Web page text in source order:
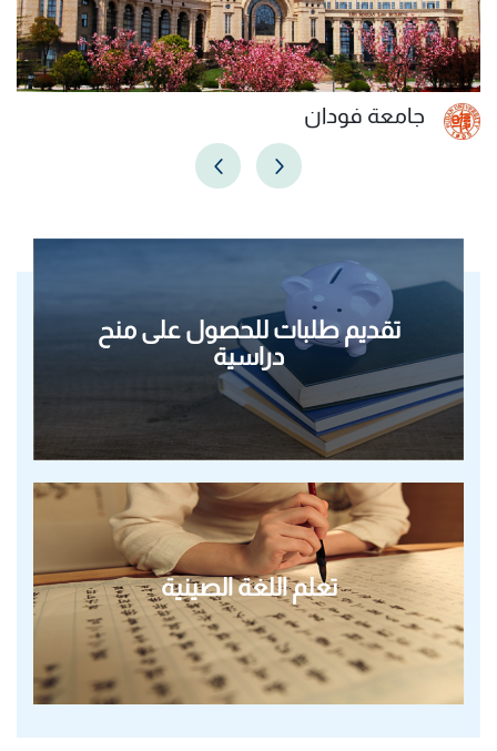
جامعة فودان
تقديم طلبات للحصول على منح
دراسية
تعلم اللغة الصينية